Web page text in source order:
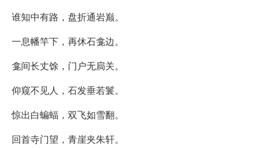
谁知中有路，盘折通岩巅。
一息幡竿下，再休石龛边。
龛间长丈馀，门户无扃关。
仰窥不见人，石发垂若鬟。
惊出白蝙蝠，双飞如雪翻。
回首寺门望，青崖夹朱轩。